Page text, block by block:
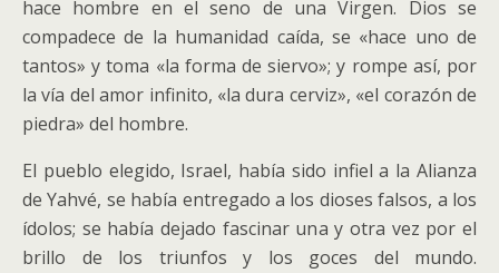
hace hombre en el seno de una Virgen. Dios se
compadece de la humanidad caída, se «hace uno de
tantos» y toma «la forma de siervo»; y rompe así, por
la vía del amor infinito, «la dura cerviz», «el corazón de
piedra» del hombre.
El pueblo elegido, Israel, había sido infiel a la Alianza
de Yahvé, se había entregado a los dioses falsos, a los
ídolos; se había dejado fascinar una y otra vez por el
brillo de los triunfos y los goces del mundo.